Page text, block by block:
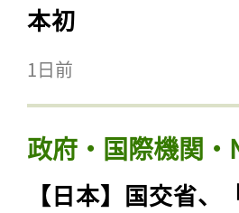
本初
1日前
政府・国際機関・
【日本】国交省